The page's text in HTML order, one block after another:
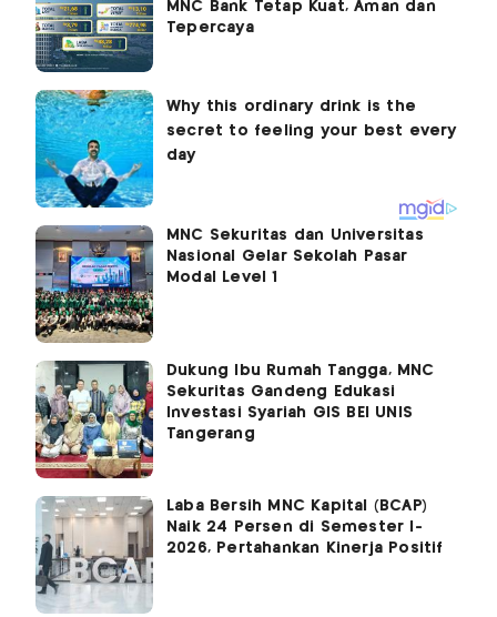
MNC Bank Tetap Kuat, Aman dan
Tepercaya
MNC Sekuritas dan Universitas
Nasional Gelar Sekolah Pasar
Modal Level 1
Dukung Ibu Rumah Tangga, MNC
Sekuritas Gandeng Edukasi
Investasi Syariah GIS BEI UNIS
Tangerang
Laba Bersih MNC Kapital (BCAP)
Naik 24 Persen di Semester I-
2026, Pertahankan Kinerja Positif